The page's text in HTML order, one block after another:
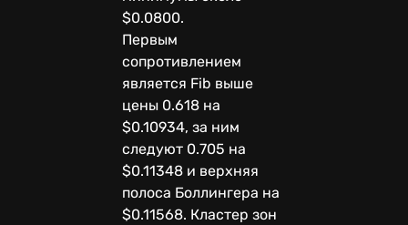
$0.0800.
Первым
сопротивлением
является Fib выше
цены 0.618 на
$0.10934, за ним
следуют 0.705 на
$0.11348 и верхняя
полоса Боллингера на
$0.11568. Кластер зон